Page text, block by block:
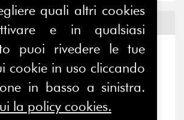
Eventi
Notizie - Eventi
della pausa estiva,
di...
quali altri cookies
e in qualsiasi
puoi rivedere le tue
cookie in uso cliccando
in basso a sinistra.
la policy cookies.